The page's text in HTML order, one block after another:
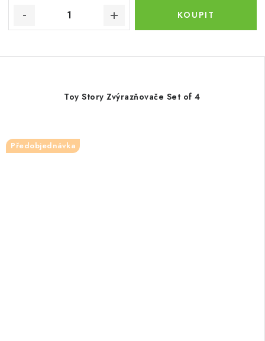
Toy Story Zvýrazňovače Set of 4
Předobjednávka